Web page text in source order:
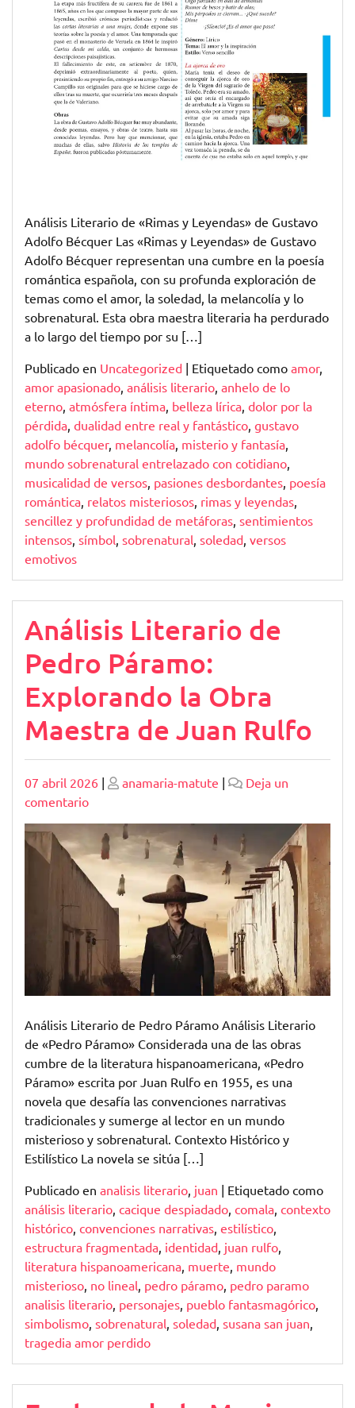
Magia
de
su
Poesía
Análisis Literario de «Rimas y Leyendas» de Gustavo
Adolfo Bécquer Las «Rimas y Leyendas» de Gustavo
Adolfo Bécquer representan una cumbre en la poesía
romántica española, con su profunda exploración de
temas como el amor, la soledad, la melancolía y lo
sobrenatural. Esta obra maestra literaria ha perdurado
a lo largo del tiempo por su […]
Publicado en Uncategorized | Etiquetado como amor,
amor apasionado análisis literario anhelo de lo
eterno atmósfera íntima belleza lírica dolor por la
pérdida dualidad entre real y fantástico gustavo
adolfo bécquer, melancolía misterio y fantasía
mundo sobrenatural entrelazado con cotidiano
musicalidad de versos pasiones desbordantes poesía
romántica relatos misteriosos rimas y leyendas
sencillez y profundidad de metáforas sentimientos
intensos símbol sobrenatural soledad versos
emotivos
Análisis Literario de
Pedro Páramo:
Explorando la Obra
Maestra de Juan Rulfo
Publicado
07 abril 2026 | Publicado
anamaria-matute |
Deja un
comentarioen
Literario
de
Pedro
Páramo:
Explorando
la
Obra
Maestra
Rulfo
Análisis Literario de Pedro Páramo Análisis Literario
de «Pedro Páramo» Considerada una de las obras
cumbre de la literatura hispanoamericana, «Pedro
Páramo» escrita por Juan Rulfo en 1955, es una
novela que desafía las convenciones narrativas
tradicionales y sumerge al lector en un mundo
misterioso y sobrenatural. Contexto Histórico y
Estilístico La novela se sitúa […]
Publicado en analisis literario juan | Etiquetado como
análisis literario cacique despiadado comala contexto
histórico convenciones narrativas estilístico
estructura fragmentada identidad juan rulfo
literatura hispanoamericana muerte mundo
misterioso no lineal pedro páramo pedro paramo
analisis literario personajes pueblo fantasmagórico
simbolismo sobrenatural soledad susana san juan
tragedia amor perdido